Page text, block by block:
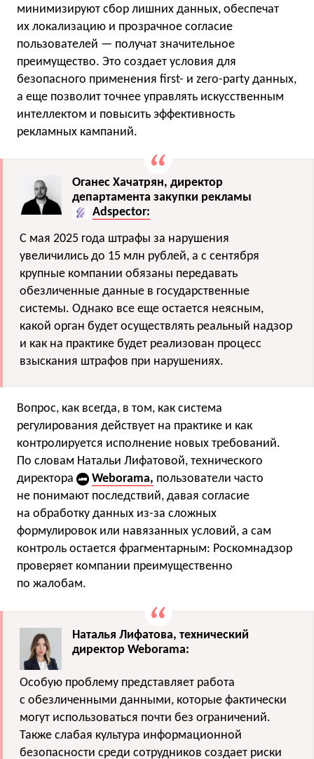
минимизируют сбор лишних данных, обеспечат
их локализацию и прозрачное согласие
пользователей — получат значительное
преимущество. Это создает условия для
безопасного применения first- и zero-party данных,
а еще позволит точнее управлять искусственным
интеллектом и повысить эффективность
рекламных кампаний.
Оганес Хачатрян, директор
департамента закупки рекламы
Adspector:
С мая 2025 года штрафы за нарушения
увеличились до 15 млн рублей, а с сентября
крупные компании обязаны передавать
обезличенные данные в государственные
системы. Однако все еще остается неясным,
какой орган будет осуществлять реальный надзор
и как на практике будет реализован процесс
взыскания штрафов при нарушениях.
Вопрос, как всегда, в том, как система
регулирования действует на практике и как
контролируется исполнение новых требований.
По словам Натальи Лифатовой, технического
директора
Weborama, пользователи часто
не понимают последствий, давая согласие
на обработку данных из-за сложных
формулировок или навязанных условий, а сам
контроль остается фрагментарным: Роскомнадзор
проверяет компании преимущественно
по жалобам.
Наталья Лифатова, технический
директор Weborama:
Особую проблему представляет работа
с обезличенными данными, которые фактически
могут использоваться почти без ограничений.
Также слабая культура информационной
безопасности среди сотрудников создает риски